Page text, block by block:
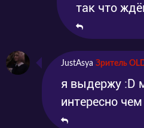
так что
JustAsya Зритель
я выдержу :D
интересно